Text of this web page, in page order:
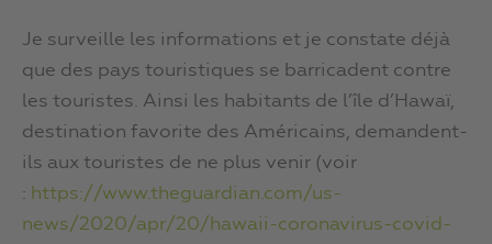
Je surveille les informations et je constate déjà
que des pays touristiques se barricadent contre
les touristes. Ainsi les habitants de l’île d’Hawaï,
destination favorite des Américains, demandent-
ils aux touristes de ne plus venir (voir
: https://www.theguardian.com/us-
news/2020/apr/20/hawaii-coronavirus-covid-